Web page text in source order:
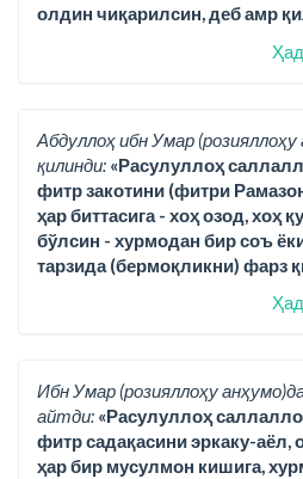
олдин чиқарилсин, деб амр
Абдуллоҳ ибн Умар
қилинди: «Расулуллоҳ
фитр закотини (фитри
ҳар биттасига - хоҳ озод, хоҳ
бўлсин - хурмодан бир соъ
тарзида (бермоқликни) фарз
Ибн Умар (розияллоҳу
айтди: «Расулуллоҳ
фитр садақасини эркаку-аёл,
ҳар бир мусулмон кишига,